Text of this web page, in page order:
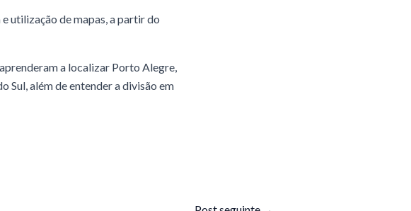
utilização de mapas, a partir do
a localizar Porto Alegre,
Sul, além de entender a divisão em